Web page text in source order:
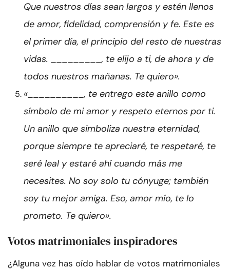
Que nuestros días sean largos y estén llenos
de amor, fidelidad, comprensión y fe. Este es
el primer día, el principio del resto de nuestras
vidas. _________, te elijo a ti, de ahora y de
todos nuestros mañanas. Te quiero».
«__________, te entrego este anillo como
símbolo de mi amor y respeto eternos por ti.
Un anillo que simboliza nuestra eternidad,
porque siempre te apreciaré, te respetaré, te
seré leal y estaré ahí cuando más me
necesites. No soy solo tu cónyuge; también
soy tu mejor amiga. Eso, amor mío, te lo
prometo. Te quiero».
Votos matrimoniales inspiradores
¿Alguna vez has oído hablar de votos matrimoniales